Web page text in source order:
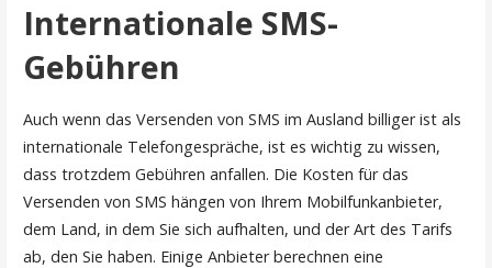
Internationale SMS-
Gebühren
Auch wenn das Versenden von SMS im Ausland billiger ist als
internationale Telefongespräche, ist es wichtig zu wissen,
dass trotzdem Gebühren anfallen. Die Kosten für das
Versenden von SMS hängen von Ihrem Mobilfunkanbieter,
dem Land, in dem Sie sich aufhalten, und der Art des Tarifs
ab, den Sie haben. Einige Anbieter berechnen eine